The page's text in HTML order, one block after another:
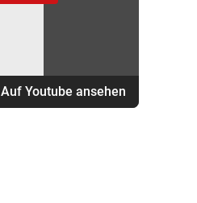
Auf Youtube ansehen